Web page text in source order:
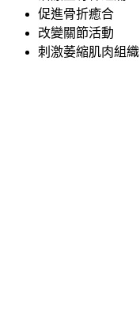
促進骨折癒合
改變關節活動
刺激萎縮肌肉組織